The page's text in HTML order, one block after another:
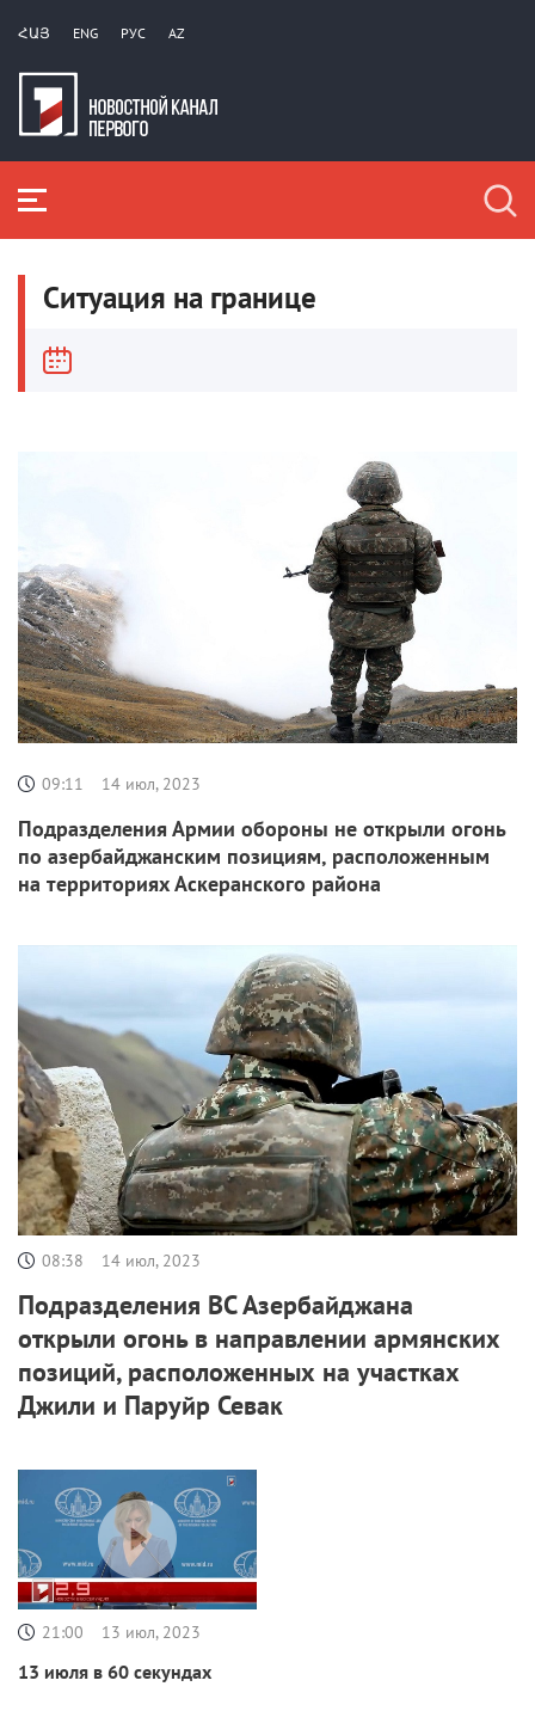
ՀԱՅ ENG РУС AZ
Ситуация на границе
09:11 14 июл, 2023
Подразделения Армии обороны не открыли огонь
по азербайджанским позициям, расположенным
на территориях Аскеранского района
08:38 14 июл, 2023
Подразделения ВС Азербайджана
открыли огонь в направлении армянских
позиций, расположенных на участках
Джили и Паруйр Севак
21:00 13 июл, 2023
13 июля в 60 секундах